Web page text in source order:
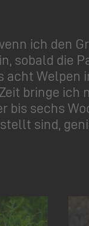
ich den
sobald die
acht Welpen
bringe ich
bis sechs
sind,